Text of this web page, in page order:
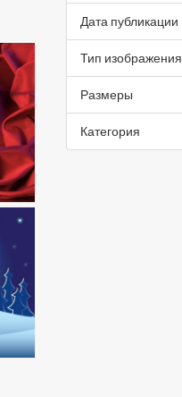
Дата публикации
Тип изображения
Размеры
Категория